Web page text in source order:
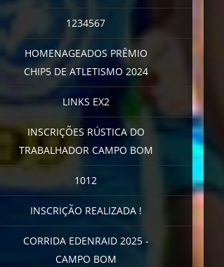
1234567
HOMENAGEADOS PRÊMIO
CHIP5 DE ATLETISMO 2024
LINKS EX2
INSCRIÇÕES RÚSTICA DO
TRABALHADOR CAMPO BOM
1012
INSCRIÇÃO REALIZADA !
CORRIDA EDENRAID 2025 -
CAMPO BOM